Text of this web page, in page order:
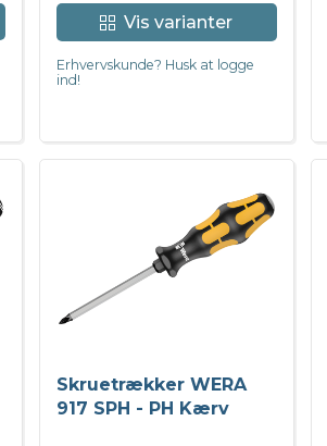
Vis varianter
Erhvervskunde? Husk at logge
ind!
Skruetrækker WERA
917 SPH - PH Kærv